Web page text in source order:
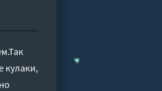
кулаки,